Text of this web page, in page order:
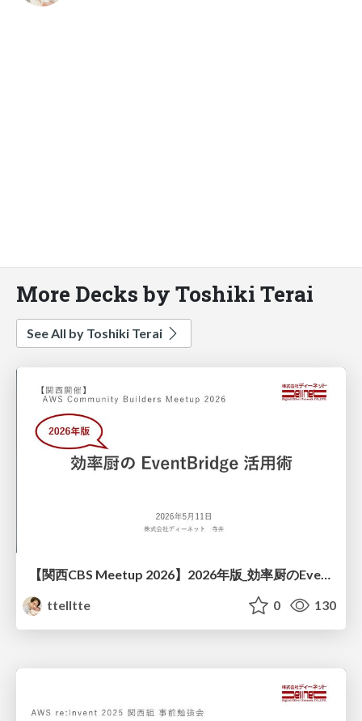
More Decks by Toshiki Terai
See All by Toshiki Terai
【関西CBS Meetup 2026】2026年版_効率厨のEventBridge活用術_DENET寺井
ttelltte
0 130